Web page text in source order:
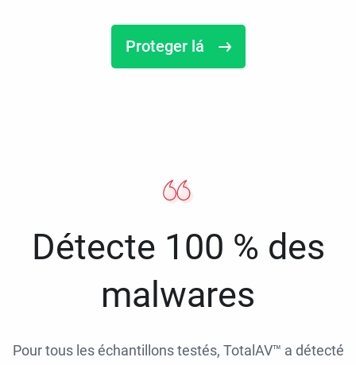
Proteger lá
Détecte 100 % des
malwares
Pour tous les échantillons testés, TotalAV™ a détecté